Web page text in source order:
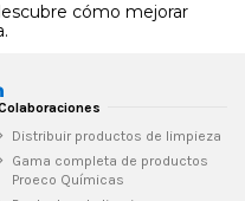
cómo mejorar
Distribuir productos de limpieza
Gama completa de productos
Proeco Químicas